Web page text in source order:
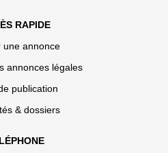
RAPIDE
une annonce
annonces légales
publication
& dossiers